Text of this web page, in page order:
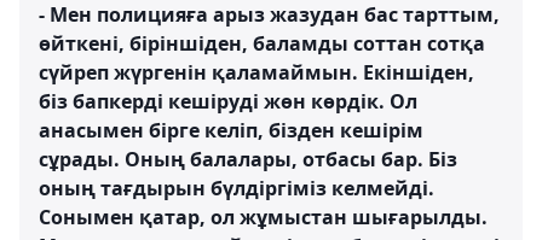
- Мен полицияға арыз жазудан бас тарттым,
өйткені, біріншіден, баламды соттан сотқа
сүйреп жүргенін қаламаймын. Екіншіден,
біз бапкерді кешіруді жөн көрдік. Ол
анасымен бірге келіп, бізден кешірім
сұрады. Оның балалары, отбасы бар. Біз
оның тағдырын бүлдіргіміз келмейді.
Сонымен қатар, ол жұмыстан шығарылды.